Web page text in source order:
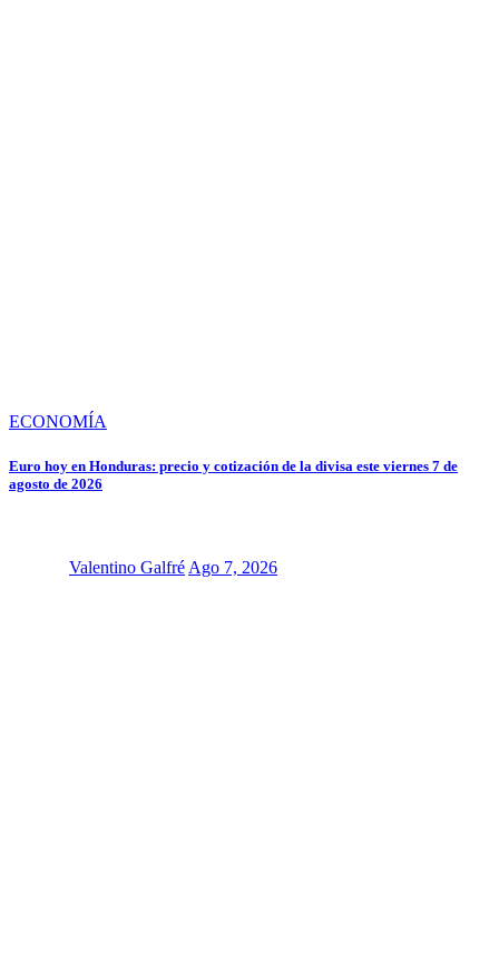
ECONOMÍA
Euro hoy en Honduras: precio y cotización de la divisa este viernes 7 de
agosto de 2026
Valentino Galfré Ago 7, 2026